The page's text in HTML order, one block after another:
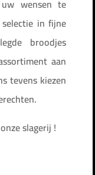
wensen te
in fijne
broodjes
aan
tevens kiezen
slagerij !